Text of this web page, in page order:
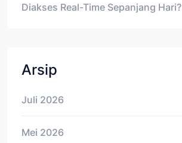
Diakses Real-Time Sepanjang Hari?
Arsip
Juli 2026
Mei 2026